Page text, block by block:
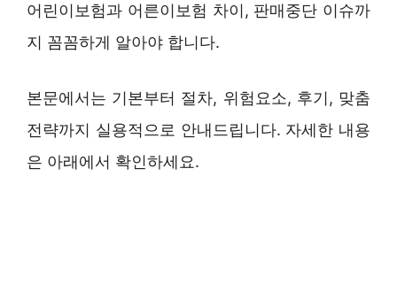
어린이보험과 어른이보험 차이, 판매중단 이슈까
지 꼼꼼하게 알아야 합니다.
본문에서는 기본부터 절차, 위험요소, 후기, 맞춤
전략까지 실용적으로 안내드립니다. 자세한 내용
은 아래에서 확인하세요.